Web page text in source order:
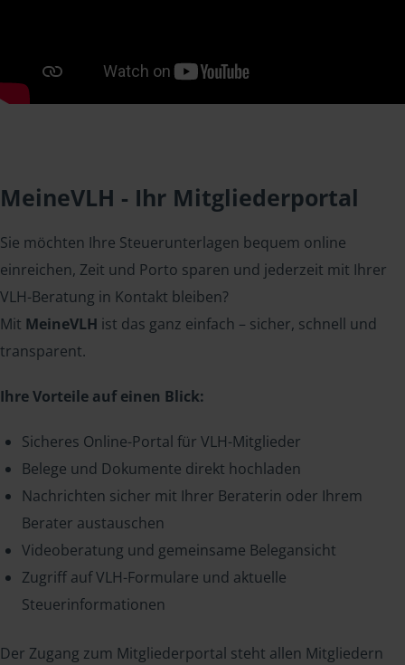
MeineVLH - Ihr Mitgliederportal
Sie möchten Ihre Steuerunterlagen bequem online
einreichen, Zeit und Porto sparen und jederzeit mit Ihrer
VLH-Beratung in Kontakt bleiben?
Mit MeineVLH ist das ganz einfach – sicher, schnell und
transparent.
Ihre Vorteile auf einen Blick:
Sicheres Online-Portal für VLH-Mitglieder
Belege und Dokumente direkt hochladen
Nachrichten sicher mit Ihrer Beraterin oder Ihrem
Berater austauschen
Videoberatung und gemeinsame Belegansicht
Zugriff auf VLH-Formulare und aktuelle
Steuerinformationen
Der Zugang zum Mitgliederportal steht allen Mitgliedern